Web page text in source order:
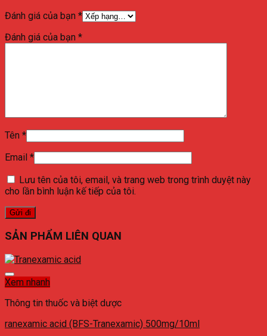
Đánh giá của bạn *
Đánh giá của bạn *
Tên *
Email *
Lưu tên của tôi, email, và trang web trong trình duyệt này
cho lần bình luận kế tiếp của tôi.
SẢN PHẨM LIÊN QUAN
Xem nhanh
Thông tin thuốc và biệt dược
ranexamic acid (BFS-Tranexamic) 500mg/10ml